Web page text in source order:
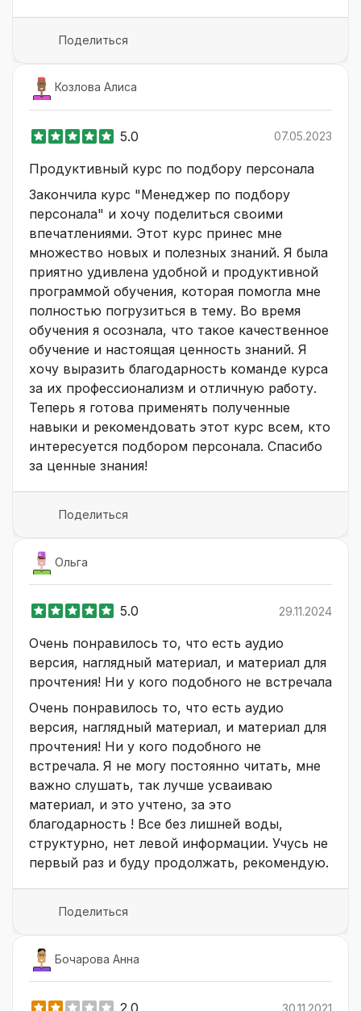
Поделиться
Козлова Алиса
5.0 07.05.2023
Продуктивный курс по подбору персонала
Закончила курс "Менеджер по подбору
персонала" и хочу поделиться своими
впечатлениями. Этот курс принес мне
множество новых и полезных знаний. Я была
приятно удивлена удобной и продуктивной
программой обучения, которая помогла мне
полностью погрузиться в тему. Во время
обучения я осознала, что такое качественное
обучение и настоящая ценность знаний. Я
хочу выразить благодарность команде курса
за их профессионализм и отличную работу.
Теперь я готова применять полученные
навыки и рекомендовать этот курс всем, кто
интересуется подбором персонала. Спасибо
за ценные знания!
Поделиться
Ольга
5.0 29.11.2024
Очень понравилось то, что есть аудио
версия, наглядный материал, и материал для
прочтения! Ни у кого подобного не встречала
Очень понравилось то, что есть аудио
версия, наглядный материал, и материал для
прочтения! Ни у кого подобного не
встречала. Я не могу постоянно читать, мне
важно слушать, так лучше усваиваю
материал, и это учтено, за это
благодарность ! Все без лишней воды,
структурно, нет левой информации. Учусь не
первый раз и буду продолжать, рекомендую.
Поделиться
Бочарова Анна
30.11.2021